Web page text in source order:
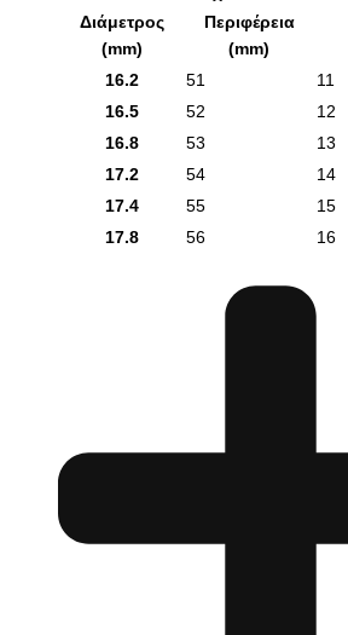
Διάμετρος
(mm)
Περιφέρεια
(mm)
16.2
51
11
16.5
52
12
16.8
53
13
17.2
54
14
17.4
55
15
17.8
56 16